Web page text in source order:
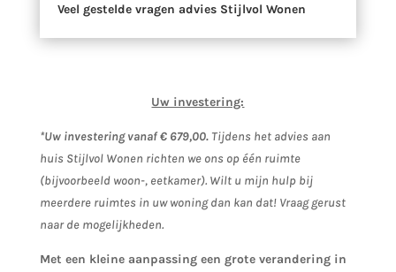
Veel gestelde vragen advies Stijlvol Wonen
Uw investering:
*Uw investering vanaf € 679,00.Tijdens het advies aan
huis Stijlvol Wonen richten we ons op één ruimte
(bijvoorbeeld woon-, eetkamer). Wilt u mijn hulp bij
meerdere ruimtes in uw woning dan kan dat! Vraag gerust
naar de mogelijkheden.
Met een kleine aanpassing een grote verandering in